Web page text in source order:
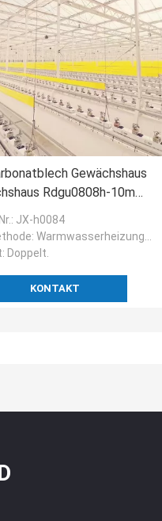
Gewächshaus
Rdgu0808h-10mm
mit US- und
: JX-h0084
: Warmwasserheizung/Hot Air Heating System/Elektro
: Doppelt.
KONTAKT
Jetzt in begrenzter Zeit